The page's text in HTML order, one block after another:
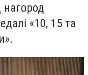
нагород
«10, 15 та